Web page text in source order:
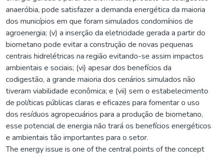
anaeróbia, pode satisfazer a demanda energética da maioria
dos municípios em que foram simulados condomínios de
agroenergia; (v) a inserção da eletricidade gerada a partir do
biometano pode evitar a construção de novas pequenas
centrais hidrelétricas na região evitando-se assim impactos
ambientais e sociais; (vi) apesar dos benefícios da
codigestão, a grande maioria dos cenários simulados não
tiveram viabilidade econômica; e (vii) sem o estabelecimento
de políticas públicas claras e eficazes para fomentar o uso
dos resíduos agropecuários para a produção de biometano,
esse potencial de energia não trará os benefícios energéticos
e ambientais tão importantes para o setor.
The energy issue is one of the central points of the concept